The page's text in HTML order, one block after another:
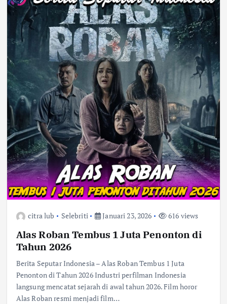
citra lub Selebriti Januari 23, 2026 616 views
Alas Roban Tembus 1 Juta Penonton di
Tahun 2026
Berita Seputar Indonesia – Alas Roban Tembus 1 Juta
Penonton di Tahun 2026 Industri perfilman Indonesia
langsung mencatat sejarah di awal tahun 2026. Film horor
Alas Roban resmi menjadi film…